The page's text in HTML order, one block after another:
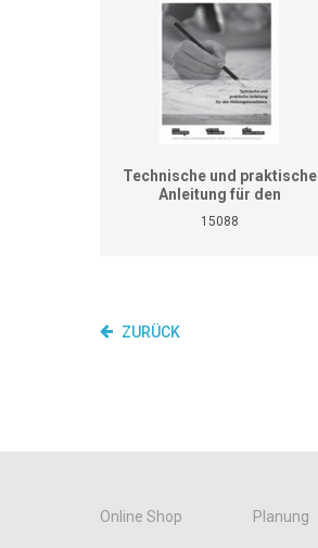
Technische und praktische
Anleitung für den
Heizungsinstallateur (ersetzt
nicht den praktischen
15088
ZURÜCK
Online Shop Planung